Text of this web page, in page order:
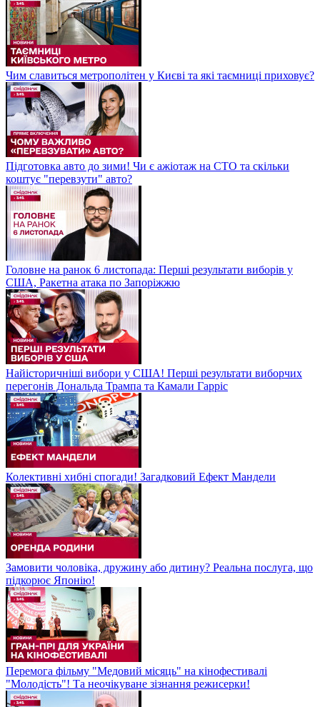
Чим славиться метрополітен у Києві та які таємниці приховує?
Підготовка авто до зими! Чи є ажіотаж на СТО та скільки
коштує "перевзути" авто?
Головне на ранок 6 листопада: Перші результати виборів у
США, Ракетна атака по Запоріжжю
Найісторичніші вибори у США! Перші результати виборчих
перегонів Дональда Трампа та Камали Гарріс
Колективні хибні спогади! Загадковий Ефект Мандели
Замовити чоловіка, дружину або дитину? Реальна послуга, що
підкорює Японію!
Перемога фільму "Медовий місяць" на кінофестивалі
"Молодість"! Та неочікуване зізнання режисерки!